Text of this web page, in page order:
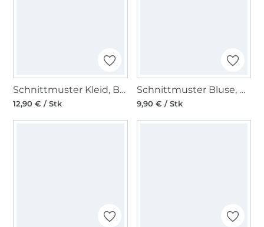
Schnittmuster Kleid, Burda 5628
12,90 € / Stk
Schnittmuster Bluse, Burda 5709
9,90 € / Stk